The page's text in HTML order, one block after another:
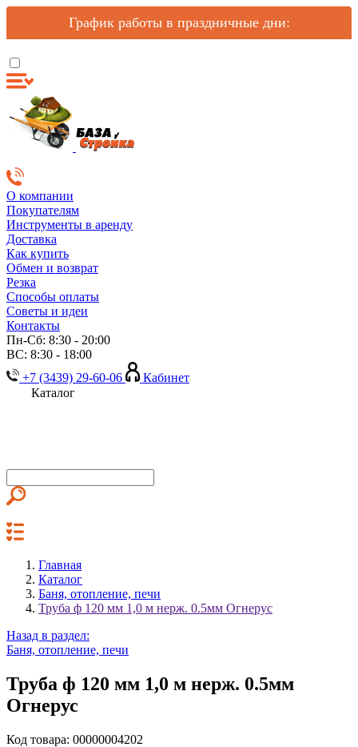
График работы в праздничные дни:
О компании
Покупателям
Инструменты в аренду
Доставка
Как купить
Обмен и возврат
Резка
Способы оплаты
Советы и идеи
Контакты
Пн-Сб: 8:30 - 20:00
ВС: 8:30 - 18:00
+7 (3439) 29-60-06
Кабинет
Каталог
Главная
Каталог
Баня, отопление, печи
Труба ф 120 мм 1,0 м нерж. 0.5мм Огнерус
Назад в раздел:
Баня, отопление, печи
Труба ф 120 мм 1,0 м нерж. 0.5мм
Огнерус
Код товара: 00000004202